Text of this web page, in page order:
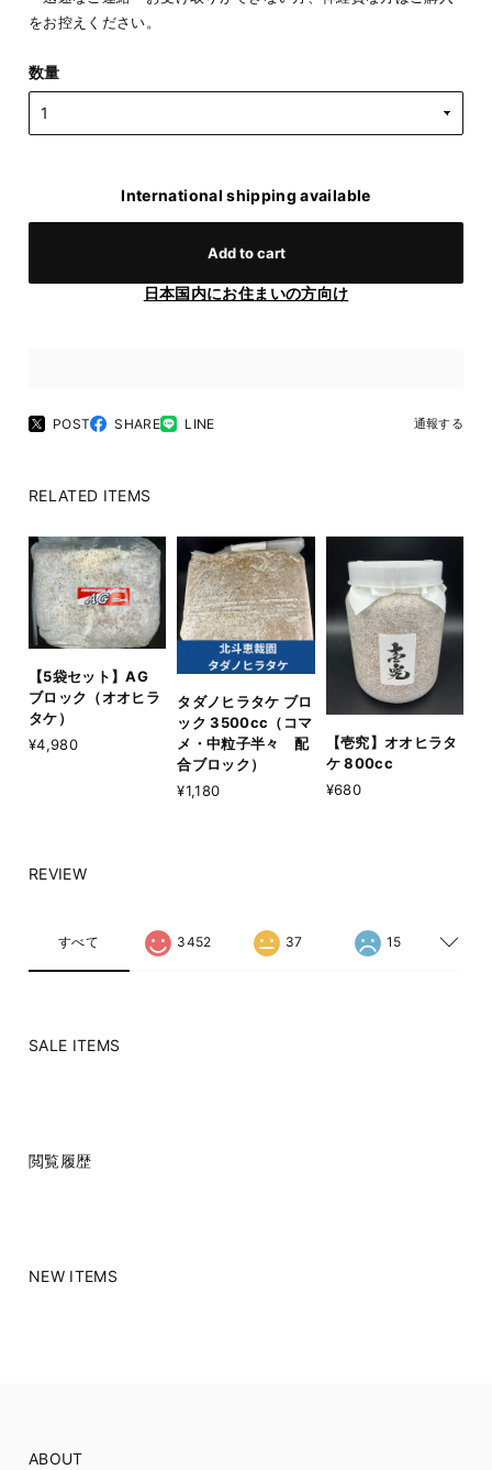
をお控えください。
数量
International shipping available
Add to cart
日本国内にお住まいの方向け
POST SHARE LINE 通報する
RELATED ITEMS
【5袋セット】AG
ブロック（オオヒラ
タケ）
¥4,980
タダノヒラタケ ブロ
ック 3500cc（コマ
メ・中粒子半々 配
合ブロック）
¥1,180
【壱究】オオヒラタ
ケ 800cc
¥680
REVIEW
すべて 3452 37 15
SALE ITEMS
閲覧履歴
NEW ITEMS
ABOUT